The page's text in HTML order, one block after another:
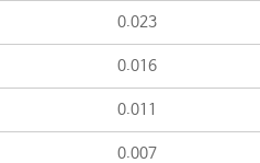
0.023
0.016
0.011
0.007